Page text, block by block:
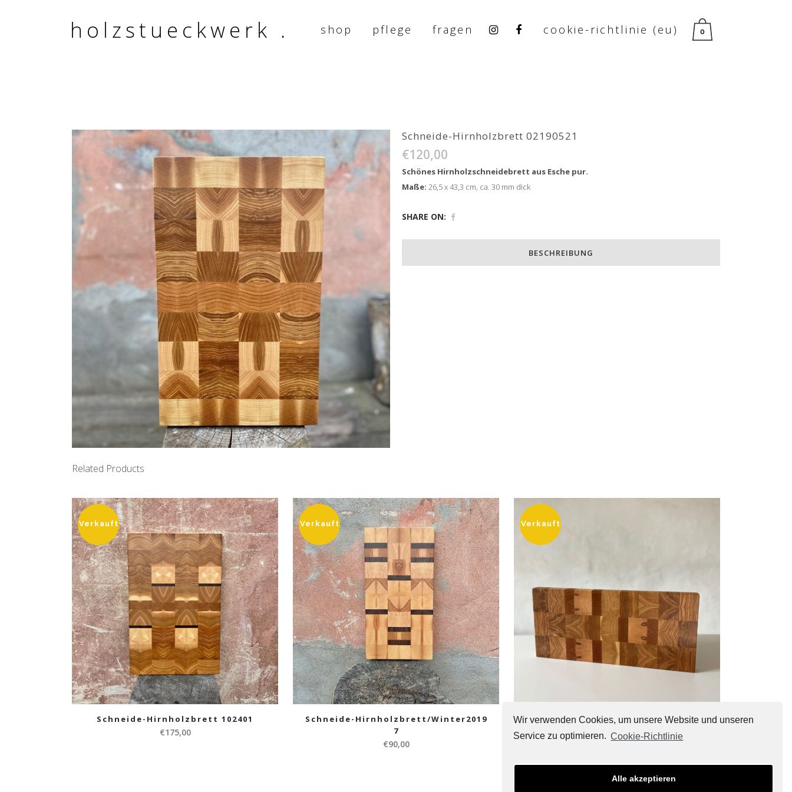
Wir verwenden Cookies, um unsere Website und unseren
Service zu optimieren. Cookie-Richtlinie
Alle akzeptieren
0
shop pflege fragen cookie-richtlinie (eu)
Schneide-Hirnholzbrett 02190521
€120,00
Schönes Hirnholzschneidebrett aus Esche pur.
Maße: 26,5 x 43,3 cm, ca. 30 mm dick
SHARE ON:
BESCHREIBUNG
Related Products
Verkauft
Schneide-Hirnholzbrett 102401
€175,00
Verkauft
Schneide-Hirnholzbrett/Winter2019
7
€90,00
Verkauft
Schneide-Hirnholzbrett 050123
€ 115,00